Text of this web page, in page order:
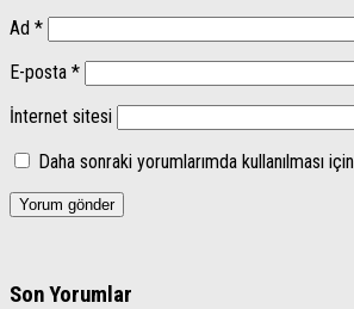
Ad *
E-posta *
İnternet sitesi
Daha sonraki yorumlarımda kullanılması
Son Yorumlar